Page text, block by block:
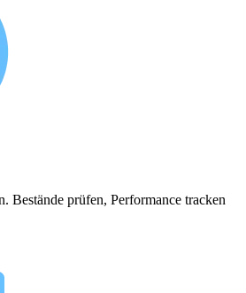
Bestände prüfen, Performance tracken